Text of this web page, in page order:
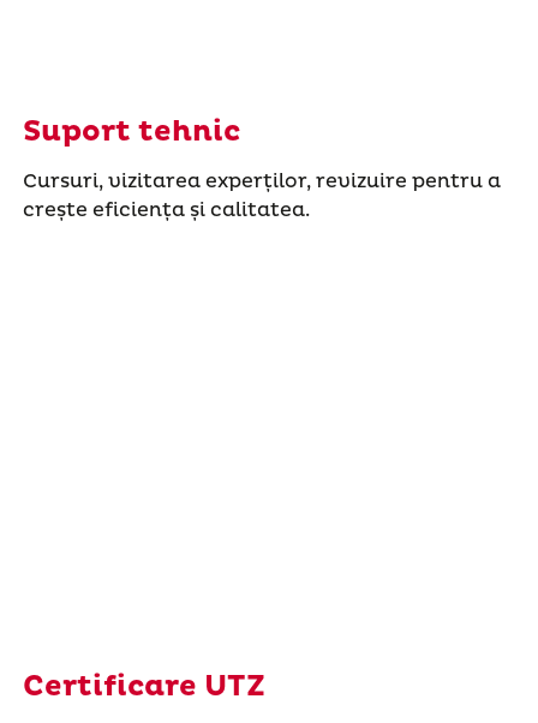
Suport tehnic
Cursuri, vizitarea experților, revizuire pentru a
crește eficiența și calitatea.
Certificare UTZ